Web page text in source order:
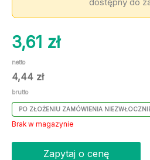
dostępny do
3,61 zł
netto
4,44 zł
brutto
PO ZŁOŻENIU ZAMÓWIENIA
Brak w magazynie
Zapytaj o cenę